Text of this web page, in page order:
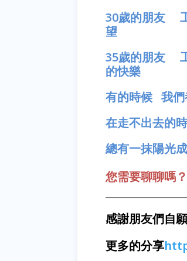
30歲的朋友
望
35歲的朋友
的快樂
有的時候 我們
在走不出去的
總有一抹陽光
您需要聊聊嗎
感謝朋友們自
更多的分享